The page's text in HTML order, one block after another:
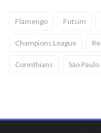
Flamengo Futsim
Champions League
Corinthians São Paulo